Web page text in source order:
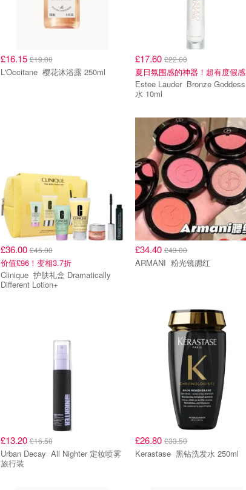
£16.15£19.00
L'Occitane 樱花沐浴露 250ml
£17.60 £22.00
夏日氛围感的神器！超有度假感
Estee Lauder Bronze Goddess 香
水 10ml
£36.00£45.00
价值£96！变相3.7折
Clinique 护肤礼盒 Dramatically
Different Lotion+
£34.40 £43.00
ARMANI 粉光镜腮红
£13.20£16.50
Urban Decay All Nighter 定妆喷雾
旅行装
£26.80 £33.50
Kerastase 黑钻洗发水 250ml